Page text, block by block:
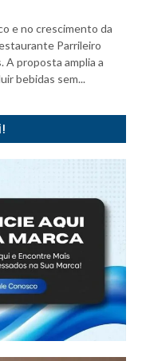
e no crescimento da
Parrileiro
A proposta amplia a
bebidas sem...